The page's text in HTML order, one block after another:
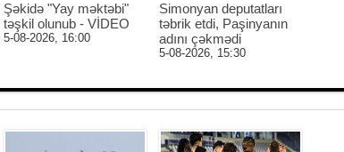
Şəkidə "Yay məktəbi"
təşkil olunub - VİDEO
5-08-2026, 16:00
Simonyan deputatları
təbrik etdi, Paşinyanın
adını çəkmədi
5-08-2026, 15:30